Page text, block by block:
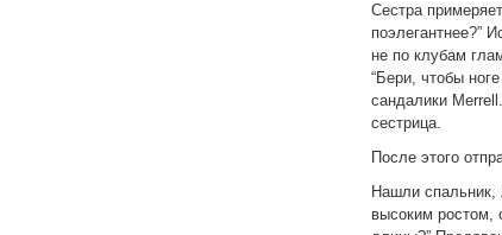
Сестра
поэлегантнее?”
не по клубам
“Бери, чтобы
сандалики
сестрица.
После этого
Нашли спальник,
высоким ростом,